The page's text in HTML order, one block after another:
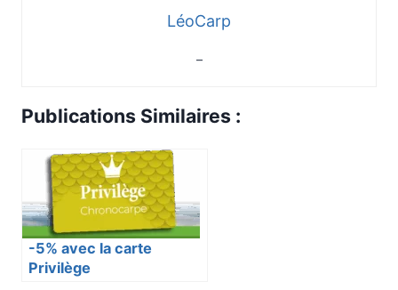
LéoCarp
–
Publications Similaires :
-5% avec la carte
Privilège